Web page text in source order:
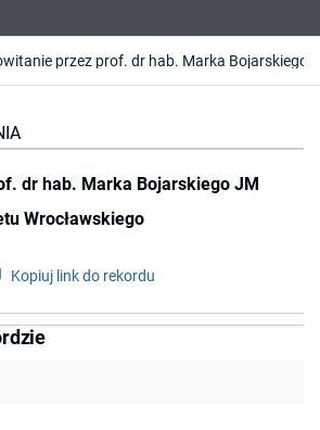
dr hab. Marka Bojarskiego JM
Wrocławskiego
Kopiuj link do rekordu